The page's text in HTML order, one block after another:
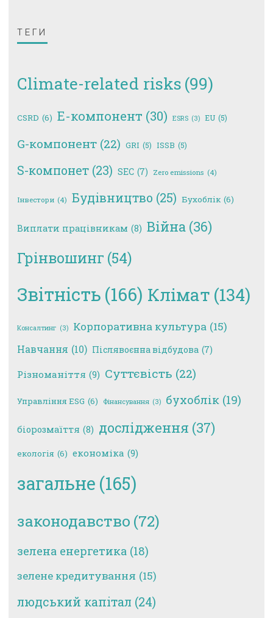
ТЕГИ
Climate-related risks (99)
CSRD (6) E-компонент (30) ESRS (3) EU (5)
G-компонент (22) GRI (5) ISSB (5)
S-компонет (23) SEC (7) Zero emissions (4)
Інвестори (4) Будівництво (25) Бухоблік (6)
Виплати працівникам (8) Війна (36)
Грінвошинг (54)
Звітність (166) Клімат (134)
Консалтинг (3) Корпоративна культура (15)
Навчання (10) Післявоєнна відбудова (7)
Різноманіття (9) Суттєвість (22)
Управління ESG (6) Фінансування (3) бухоблік (19)
біорозмаїття (8) дослідження (37)
екологія (6) економіка (9)
загальне (165)
законодавство (72)
зелена енергетика (18)
зелене кредитування (15)
людський капітал (24)